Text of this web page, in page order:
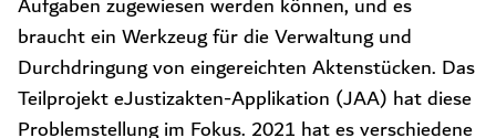
braucht ein Werkzeug für die Verwaltung und
Durchdringung von eingereichten Aktenstücken. Das
Teilprojekt eJustizakten-Applikation (JAA) hat diese
Problemstellung im Fokus. 2021 hat es verschiedene